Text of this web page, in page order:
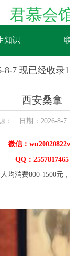
君慕会
知识
8-7 现已经收录
西安桑拿
： 日期：2026-8-7
微信：
QQ：2557817465
消费800-1500元